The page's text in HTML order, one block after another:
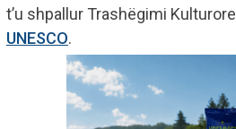
t’u shpallur Trashëgimi
UNESCO.